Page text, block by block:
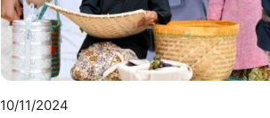
10/11/2024